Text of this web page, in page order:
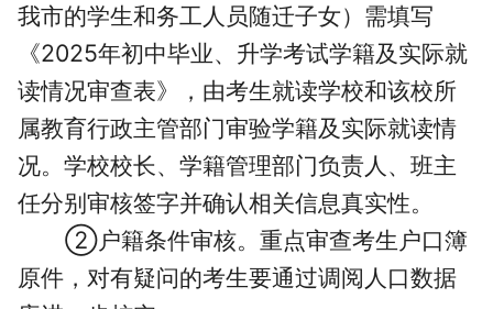
我市的学生和务工人员随迁子女）需填写
《2025年初中毕业、升学考试学籍及实际就
读情况审查表》，由考生就读学校和该校所
属教育行政主管部门审验学籍及实际就读情
况。学校校长、学籍管理部门负责人、班主
任分别审核签字并确认相关信息真实性。
②户籍条件审核。重点审查考生户口簿
原件，对有疑问的考生要通过调阅人口数据